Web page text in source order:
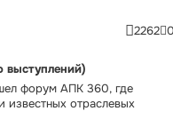
2262
форум АПК 360, где
известных отраслевых